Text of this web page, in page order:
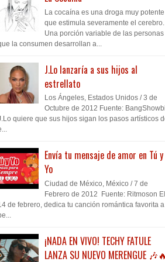
La cocaína es una droga muy potente
que estimula severamente el cerebro.
Una porción variable de las personas
la consumen desarrollan a...
J.Lo lanzaría a sus hijos al
estrellato
Los Ángeles, Estados Unidos / 3 de
Octubre de 2012 Fuente:
quiere que sus hijos sigan los pasos artísticos
Envía tu mensaje de amor en Tú y
Yo
Ciudad de México, México / 7 de
Febrero de 2012 Fuente: Ritmoson El
de febrero, dedica tu canción romántica favorita
¡NADA EN VIVO! TECHY FATULE
LANZA SU NUEVO MERENGUE 🎶🔥